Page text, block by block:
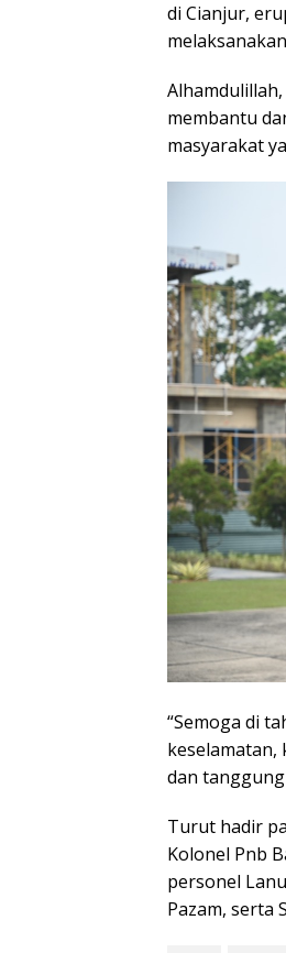
di Cianjur,
membantu
masyarakat
“Semoga di
keselamatan,
dan
Turut hadir
Kolonel Pnb
personel
Pazam, serta